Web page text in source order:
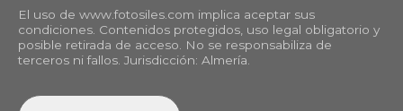
El uso de www.fotosiles.com implica aceptar sus
condiciones. Contenidos protegidos, uso legal obligatorio y
posible retirada de acceso. No se responsabiliza de
terceros ni fallos. Jurisdicción: Almería.